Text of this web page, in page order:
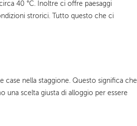
40 °C. Inoltre ci offre paesaggi
strorici. Tutto questo che ci
case nella staggione. Questo significa che
una scelta giusta di alloggio per essere